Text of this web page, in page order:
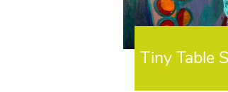
Tiny Table